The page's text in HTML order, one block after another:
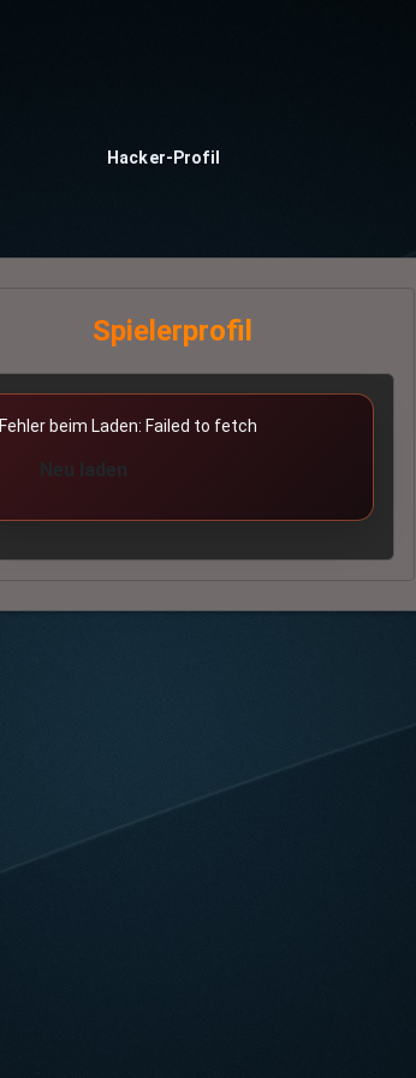
Hacker-Profil
Spielerprofil
Fehler beim Laden: Failed to fetch